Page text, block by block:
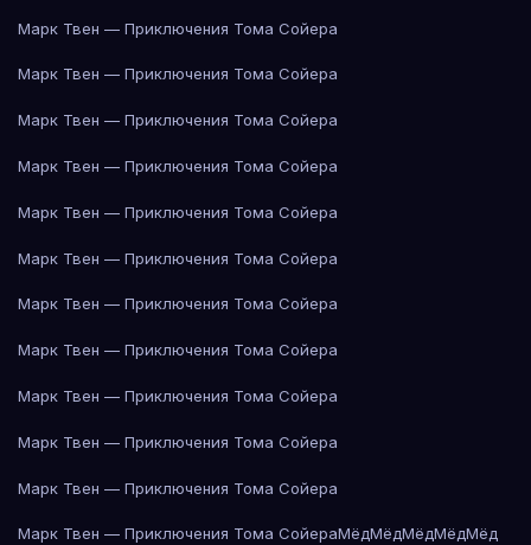
Марк Твен — Приключения Тома Сойера
Марк Твен — Приключения Тома Сойера
Марк Твен — Приключения Тома Сойера
Марк Твен — Приключения Тома Сойера
Марк Твен — Приключения Тома Сойера
Марк Твен — Приключения Тома Сойера
Марк Твен — Приключения Тома Сойера
Марк Твен — Приключения Тома Сойера
Марк Твен — Приключения Тома Сойера
Марк Твен — Приключения Тома Сойера
Марк Твен — Приключения Тома Сойера
Марк Твен — Приключения Тома СойераМёдМёдМёдМёдМёд